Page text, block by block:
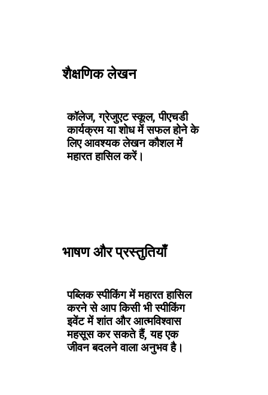
शैक्षणिक लेखन
कॉलेज, ग्रेजुएट स्कूल, पीएचडी
कार्यक्रम या शोध में सफल होने के
लिए आवश्यक लेखन कौशल में
महारत हासिल करें।
भाषण और प्रस्तुतियाँ
पब्लिक स्पीकिंग में महारत हासिल
करने से आप किसी भी स्पीकिंग
इवेंट में शांत और आत्मविश्वास
महसूस कर सकते हैं, यह एक
जीवन बदलने वाला अनुभव है।